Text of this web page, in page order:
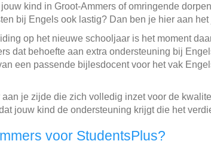
kind in Groot-Ammers of omringende
bij Engels ook lastig? Dan ben je hier aan het
op het nieuwe schooljaar is het moment
dat behoefte aan extra ondersteuning bij
een passende bijlesdocent voor het vak
je zijde die zich volledig inzet voor de
jouw kind de ondersteuning krijgt die het
voor StudentsPlus?